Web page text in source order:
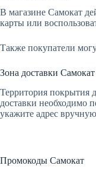
В магазине Самокат
карты или
Также покупатели
Зона доставки
Территория покрытия
доставки необходимо
укажите адрес
Промокоды Самокат